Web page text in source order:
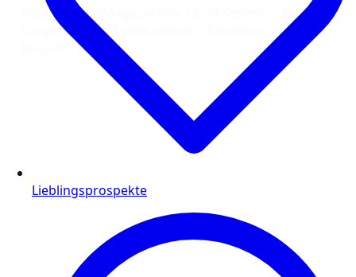
Aktuelles Lidl Magazin (KW 13, 24 Seiten) – „Bleiben
Sie gesund“ und viele weitere Themen im neuen
Magazin von Lidl:
Lieblingsprospekte